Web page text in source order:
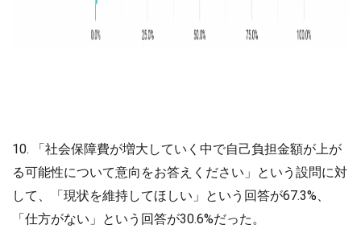
10. 「社会保障費が増大していく中で自己負担金額が上が
る可能性について意向をお答えください」という設問に対
して、「現状を維持してほしい」という回答が67.3%、
「仕方がない」という回答が30.6%だった。